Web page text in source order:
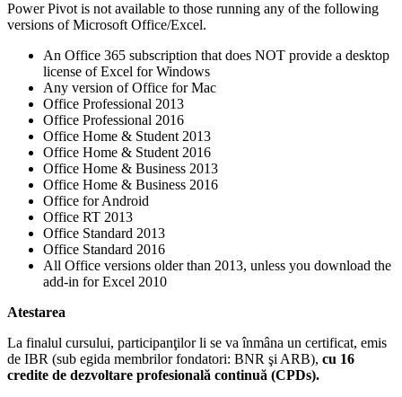
Power Pivot is not available to those running any of the following
versions of Microsoft Office/Excel.
An Office 365 subscription that does NOT provide a desktop
license of Excel for Windows
Any version of Office for Mac
Office Professional 2013
Office Professional 2016
Office Home & Student 2013
Office Home & Student 2016
Office Home & Business 2013
Office Home & Business 2016
Office for Android
Office RT 2013
Office Standard 2013
Office Standard 2016
All Office versions older than 2013, unless you download the
add-in for Excel 2010
Atestarea
La finalul cursului, participanţilor li se va înmâna un certificat, emis
de IBR (sub egida membrilor fondatori: BNR şi ARB), cu 16
credite de dezvoltare profesională continuă (CPDs).